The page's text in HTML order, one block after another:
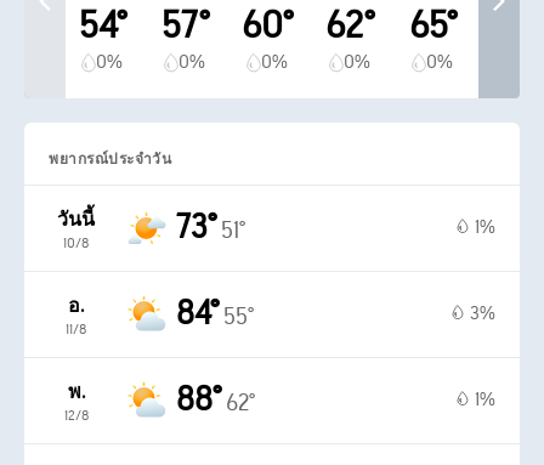
54°
0%
57°
0%
60°
0%
62°
0%
65°
0%
พยากรณ์ประจำวัน
วันนี้
10/8 73° 51° 1%
อ.
11/8 84° 55° 3%
พ.
12/8 88° 62° 1%